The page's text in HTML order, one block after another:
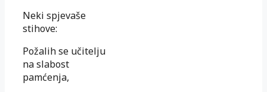
Neki spjevaše
stihove:
Požalih se učitelju
na slabost
pamćenja,